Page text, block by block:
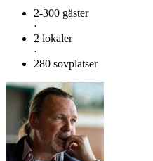
2-300 gäster
·
2 lokaler
·
280 sovplatser